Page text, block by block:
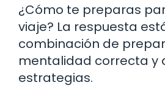
¿Cómo te preparas
viaje? La respuesta
combinación de
mentalidad correcta y
estrategias.